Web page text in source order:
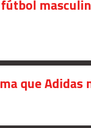
que Adidas